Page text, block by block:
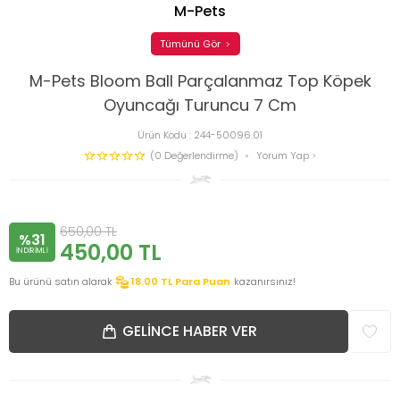
M-Pets Bloom Ball Parçalanmaz Top Köpek
Oyuncağı Turuncu 7 Cm
Ürün Kodu : 244-50096.01
(0 Değerlendirme)
Yorum Yap
M-Pets
Tümünü Gör
%31
INDIRIMLI
650,00TL
450,00 TL
Bu ürünü satın alarak 18.00 TL Para Puan kazanırsınız!
GELINCE HABER VER